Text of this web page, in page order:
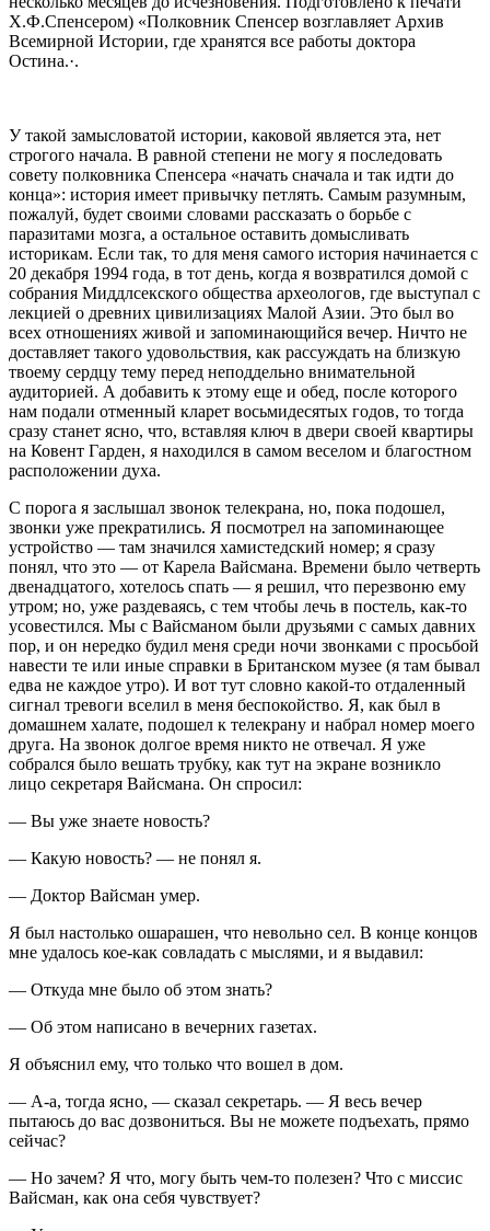
Х.Ф.Спенсером) «Полковник Спенсер возглавляет Архив
Всемирной Истории, где хранятся все работы доктора
Остина.·.
У такой замысловатой истории, каковой является эта, нет
строгого начала. В равной степени не могу я последовать
совету полковника Спенсера «начать сначала и так идти до
конца»: история имеет привычку петлять. Самым разумным,
пожалуй, будет своими словами рассказать о борьбе с
паразитами мозга, а остальное оставить домысливать
историкам. Если так, то для меня самого история начинается с
20 декабря 1994 года, в тот день, когда я возвратился домой с
собрания Миддлсекского общества археологов, где выступал с
лекцией о древних цивилизациях Малой Азии. Это был во
всех отношениях живой и запоминающийся вечер. Ничто не
доставляет такого удовольствия, как рассуждать на близкую
твоему сердцу тему перед неподдельно внимательной
аудиторией. А добавить к этому еще и обед, после которого
нам подали отменный кларет восьмидесятых годов, то тогда
сразу станет ясно, что, вставляя ключ в двери своей квартиры
на Ковент Гарден, я находился в самом веселом и благостном
расположении духа.
С порога я заслышал звонок телекрана, но, пока подошел,
звонки уже прекратились. Я посмотрел на запоминающее
устройство — там значился хамистедский номер; я сразу
понял, что это — от Карела Вайсмана. Времени было четверть
двенадцатого, хотелось спать — я решил, что перезвоню ему
утром; но, уже раздеваясь, с тем чтобы лечь в постель, как‑то
усовестился. Мы с Вайсманом были друзьями с самых давних
пор, и он нередко будил меня среди ночи звонками с просьбой
навести те или иные справки в Британском музее (я там бывал
едва не каждое утро). И вот тут словно какой‑то отдаленный
сигнал тревоги вселил в меня беспокойство. Я, как был в
домашнем халате, подошел к телекрану и набрал номер моего
друга. На звонок долгое время никто не отвечал. Я уже
собрался было вешать трубку, как тут на экране возникло
лицо секретаря Вайсмана. Он спросил:
— Вы уже знаете новость?
— Какую новость? — не понял я.
— Доктор Вайсман умер.
Я был настолько ошарашен, что невольно сел. В конце концов
мне удалось кое‑как совладать с мыслями, и я выдавил:
— Откуда мне было об этом знать?
— Об этом написано в вечерних газетах.
Я объяснил ему, что только что вошел в дом.
— А‑а, тогда ясно, — сказал секретарь. — Я весь вечер
пытаюсь до вас дозвониться. Вы не можете подъехать, прямо
сейчас?
— Но зачем? Я что, могу быть чем‑то полезен? Что с миссис
Вайсман, как она себя чувствует?